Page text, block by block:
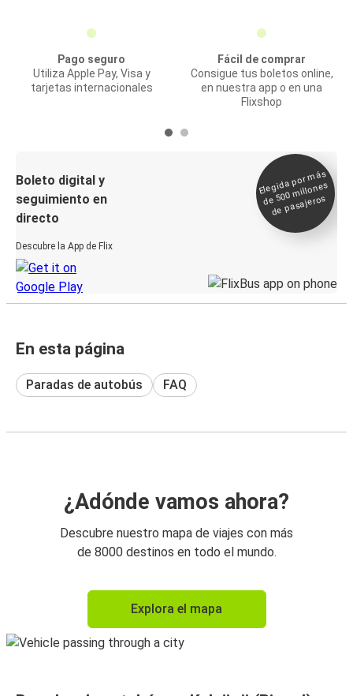
Pago seguro
Utiliza Apple Pay, Visa y
tarjetas internacionales
Fácil de comprar
Consigue tus boletos online,
en nuestra app o en una
Flixshop
Boleto digital y
seguimiento en
directo
Descubre la App de Flix
Elegida por
más
de 500
millones
de pasajeros
En esta página
Paradas de autobús FAQ
¿Adónde vamos ahora?
Descubre nuestro mapa de viajes con más
de 8000 destinos en todo el mundo.
Explora el mapa